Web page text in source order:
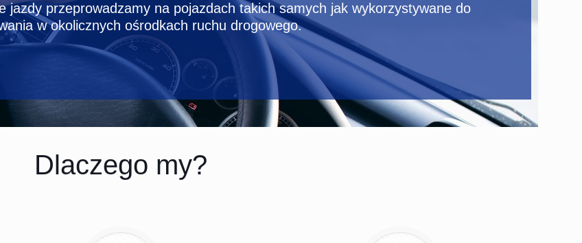
jazdy przeprowadzamy na pojazdach takich samych jak wykorzystywane do
w okolicznych ośrodkach ruchu drogowego.
Dlaczego my?